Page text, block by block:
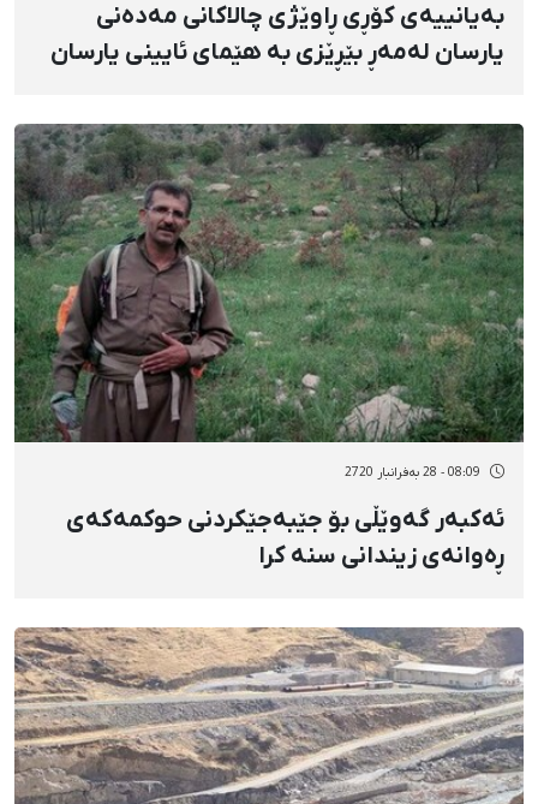
بەیانییەی کۆڕی ڕاوێژی چالاکانی مەدەنی
یارسان لەمەڕ بێڕێزی بە هێمای ئایینی یارسان
08:09 - 28 بەفرانبار 2720
ئەکبەر گەوێڵی بۆ جێبەجێکردنی حوکمەکەی
ڕەوانەی زیندانی سنە کرا